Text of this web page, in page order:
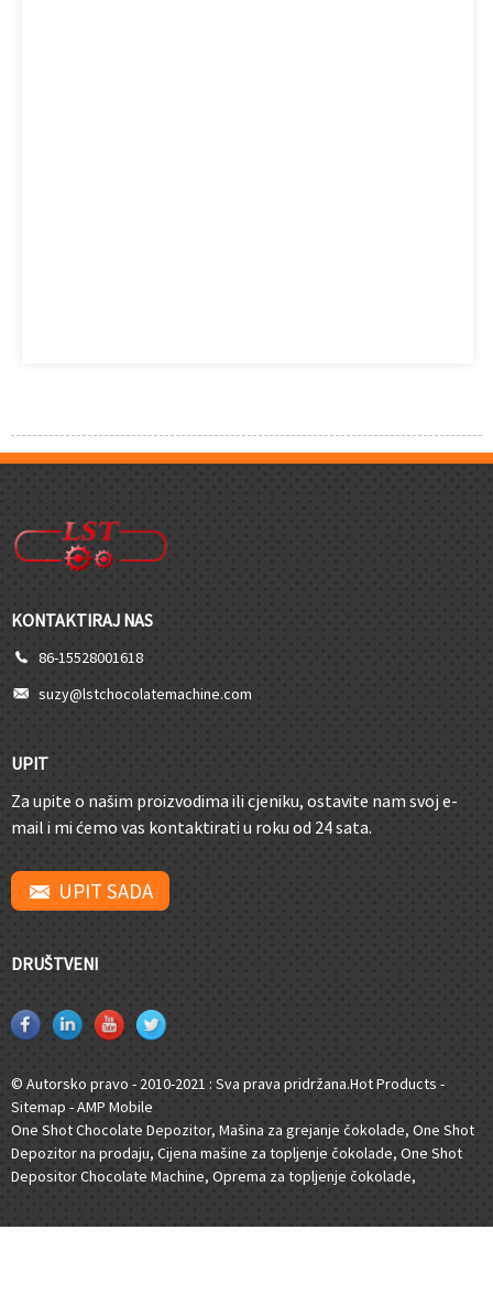
KONTAKTIRAJ NAS
86-15528001618
suzy@lstchocolatemachine.com
UPIT
Za upite o našim proizvodima ili cjeniku, ostavite nam svoj e-
mail i mi ćemo vas kontaktirati u roku od 24 sata.
UPIT SADA
DRUŠTVENI
© Autorsko pravo - 2010-2021 : Sva prava pridržana.Hot Products -
Sitemap -AMP Mobile
One Shot Chocolate Depozitor, Mašina za grejanje čokolade, One Shot
Depozitor na prodaju, Cijena mašine za topljenje čokolade, One Shot
Depositor Chocolate Machine, Oprema za topljenje čokolade,